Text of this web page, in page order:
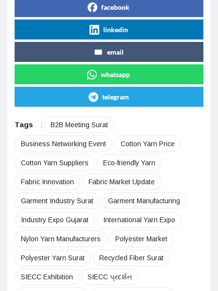
facebook
linkedin
email
whatsapp
telegram
Tags : B2B Meeting Surat
Business Networking Event Cotton Yarn Price
Cotton Yarn Suppliers Eco-friendly Yarn
Fabric Innovation Fabric Market Update
Garment Industry Surat Garment Manufacturing
Industry Expo Gujarat International Yarn Expo
Nylon Yarn Manufacturers Polyester Market
Polyester Yarn Surat Recycled Fiber Surat
SIECC Exhibition SIECC પ્રદર્શન